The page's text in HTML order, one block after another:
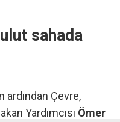
sahada
ardından Çevre,
Yardımcısı Ömer